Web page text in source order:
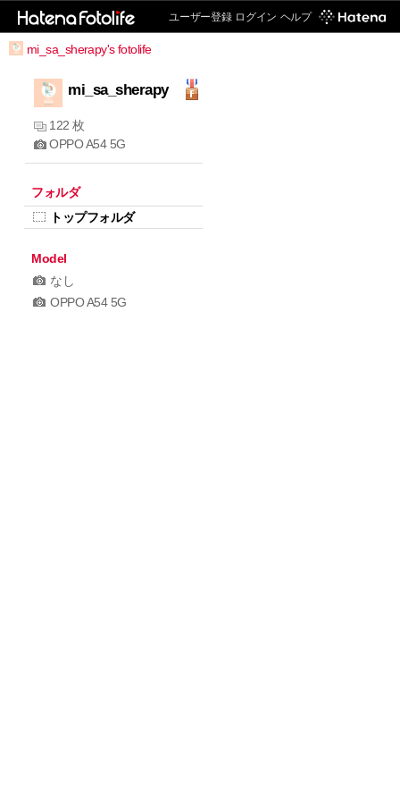
ユーザー登録 ログイン ヘルプ
mi_sa_sherapy's fotolife
mi_sa_sherapy
122 枚
OPPO A54 5G
フォルダ
トップフォルダ
Model
なし
OPPO A54 5G